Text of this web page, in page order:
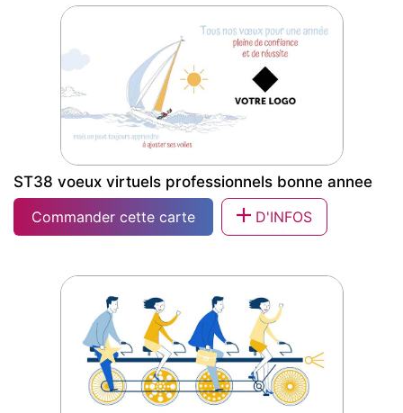
bonne annee
ST38 voeux virtuels professionnels bonne annee
Commander cette carte
D'INFOS